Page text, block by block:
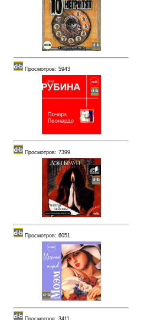
Просмотров: 5943
Просмотров: 7399
Просмотров: 6051